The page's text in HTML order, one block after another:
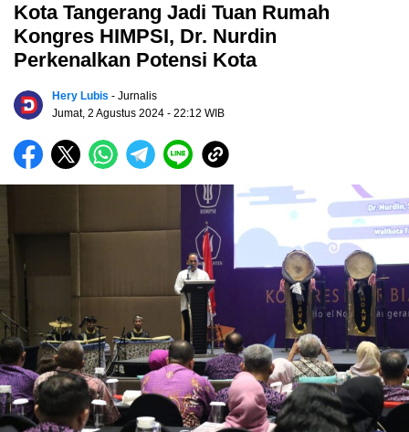
Kota Tangerang Jadi Tuan Rumah
Kongres HIMPSI, Dr. Nurdin
Perkenalkan Potensi Kota
Hery Lubis - Jurnalis
Jumat, 2 Agustus 2024 - 22:12 WIB